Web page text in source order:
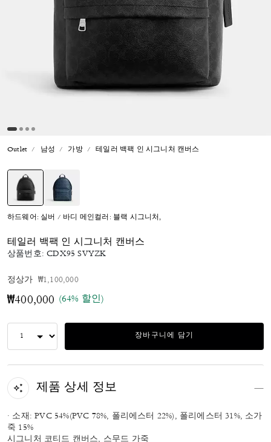
Outlet 남성 가방 테일러 백팩 인 시그니처 캔버스
하드웨어: 실버 / 바디 메인컬러: 블랙 시그니처,
테일러 백팩 인 시그니처 캔버스
상품번호:CDX95 SVYZK
정상가 가격 인하 전
₩1,100,000인하됨
₩400,000 (64% 할인)
장바구니에 담기
제품 상세 정보
· 소재: PVC 54%(PVC 78%, 폴리에스터 22%), 폴리에스터 31%, 소가
죽 15%
시그니처 코티드 캔버스, 스무드 가죽